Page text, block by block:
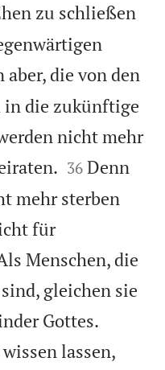
zu schließen
aber, die von den
in die zukünftige
nicht mehr


36 Denn
mehr sterben
für
Menschen, die
gleichen sie
Gottes.
lassen,